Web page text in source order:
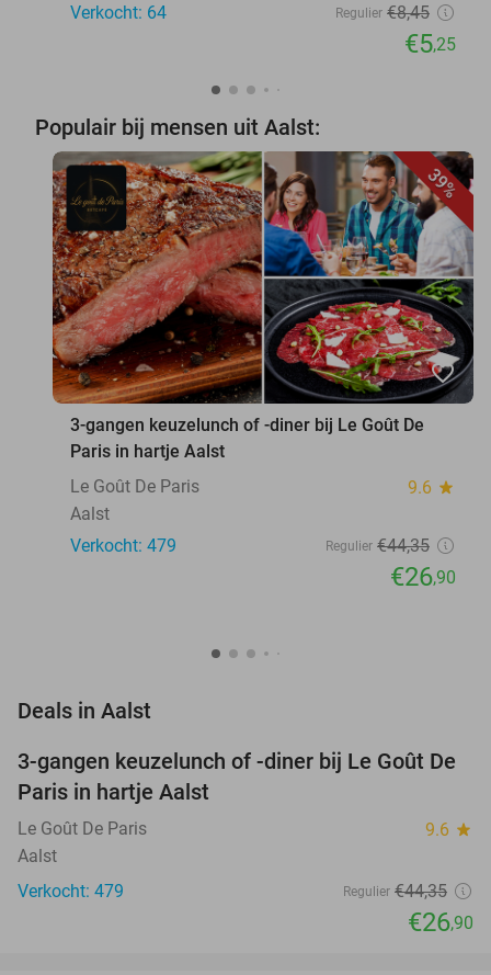
Verkocht: 64 Regulier €8,45
€5,25
Populair bij mensen uit Aalst:
39%
favorite_border
3-gangen keuzelunch of -diner bij Le Goût De
Paris in hartje Aalst
Le Goût De Paris
9.6 star
Aalst
Verkocht: 479
Regulier €44,35
€26,90
Deals in Aalst
39%
3-gangen keuzelunch of -diner bij Le Goût De
Paris in hartje Aalst
Le Goût De Paris 9.6 star
Aalst
Verkocht: 479
Regulier €44,35
€26,90